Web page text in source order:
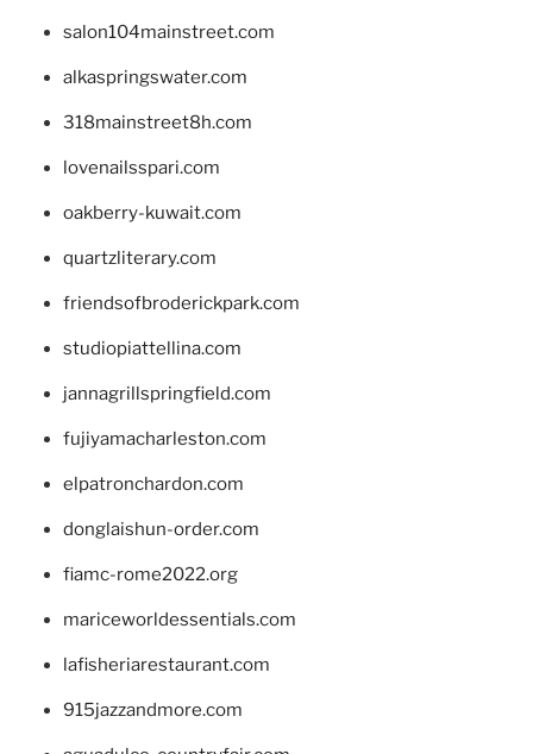
salon104mainstreet.com
alkaspringswater.com
318mainstreet8h.com
lovenailsspari.com
oakberry-kuwait.com
quartzliterary.com
friendsofbroderickpark.com
studiopiattellina.com
jannagrillspringfield.com
fujiyamacharleston.com
elpatronchardon.com
donglaishun-order.com
fiamc-rome2022.org
mariceworldessentials.com
lafisheriarestaurant.com
915jazzandmore.com